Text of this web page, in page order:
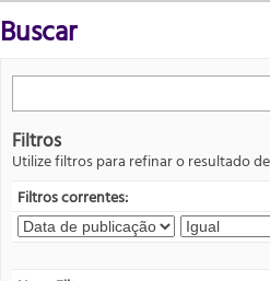
Buscar
Filtros
Utilize filtros para refinar o resultado
Filtros correntes: